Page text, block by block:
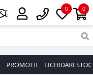
0
0
PROMOTII LICHIDARI STOC